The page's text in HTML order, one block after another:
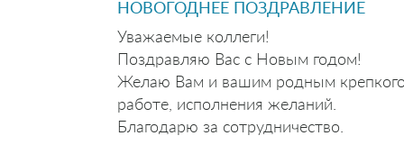
НОВОГОДНЕЕ ПОЗДРАВЛЕНИЕ
Уважаемые коллеги!
Поздравляю Вас с Новым годом!
Желаю Вам и вашим родным крепкого
работе, исполнения желаний.
Благодарю за сотрудничество.